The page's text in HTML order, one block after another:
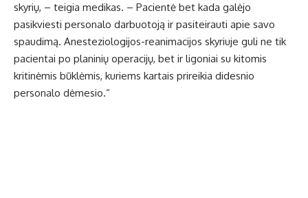
skyrių, – teigia medikas. – Pacientė bet kada galėjo
pasikviesti personalo darbuotoją ir pasiteirauti apie savo
spaudimą. Anesteziologijos-reanimacijos skyriuje guli ne tik
pacientai po planinių operacijų, bet ir ligoniai su kitomis
kritinėmis būklėmis, kuriems kartais prireikia didesnio
personalo dėmesio.“